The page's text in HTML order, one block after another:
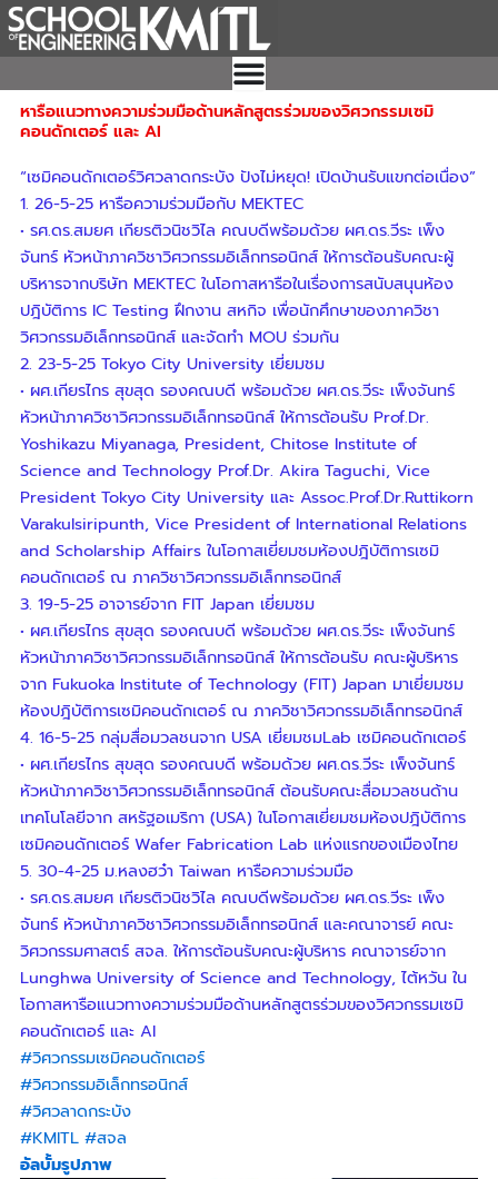
Skip
to
หารือแนวทางความร่วมมือด้านหลักสูตรร่วมของวิศวกรรมเซมิ
คอนดักเตอร์ และ AI
“เซมิคอนดักเตอร์วิศวลาดกระบัง ปังไม่หยุด! เปิดบ้านรับแขกต่อเนื่อง”
1. 26-5-25 หารือความร่วมมือกับ MEKTEC
• รศ.ดร.สมยศ เกียรติวนิชวิไล คณบดีพร้อมด้วย ผศ.ดร.วีระ เพ็ง
จันทร์ หัวหน้าภาควิชาวิศวกรรมอิเล็กทรอนิกส์ ให้การต้อนรับคณะผู้
บริหารจากบริษัท MEKTEC ในโอกาสหารือในเรื่องการสนับสนุนห้อง
ปฎิบัติการ IC Testing ฝึกงาน สหกิจ เพื่อนักศึกษาของภาควิชา
วิศวกรรมอิเล็กทรอนิกส์ และจัดทำ MOU ร่วมกัน
2. 23-5-25 Tokyo City University เยี่ยมชม
• ผศ.เกียรไกร สุขสุด รองคณบดี พร้อมด้วย ผศ.ดร.วีระ เพ็งจันทร์
หัวหน้าภาควิชาวิศวกรรมอิเล็กทรอนิกส์ ให้การต้อนรับ Prof.Dr.
Yoshikazu Miyanaga, President, Chitose Institute of
Science and Technology Prof.Dr. Akira Taguchi, Vice
President Tokyo City University และ Assoc.Prof.Dr.Ruttikorn
Varakulsiripunth, Vice President of International Relations
and Scholarship Affairs ในโอกาสเยี่ยมชมห้องปฎิบัติการเซมิ
คอนดักเตอร์ ณ ภาควิชาวิศวกรรมอิเล็กทรอนิกส์
3. 19-5-25 อาจารย์จาก FIT Japan เยี่ยมชม
• ผศ.เกียรไกร สุขสุด รองคณบดี พร้อมด้วย ผศ.ดร.วีระ เพ็งจันทร์
หัวหน้าภาควิชาวิศวกรรมอิเล็กทรอนิกส์ ให้การต้อนรับ คณะผู้บริหาร
จาก Fukuoka Institute of Technology (FIT) Japan มาเยี่ยมชม
ห้องปฎิบัติการเซมิคอนดักเตอร์ ณ ภาควิชาวิศวกรรมอิเล็กทรอนิกส์
4. 16-5-25 กลุ่มสื่อมวลชนจาก USA เยี่ยมชมLab เซมิคอนดักเตอร์
• ผศ.เกียรไกร สุขสุด รองคณบดี พร้อมด้วย ผศ.ดร.วีระ เพ็งจันทร์
หัวหน้าภาควิชาวิศวกรรมอิเล็กทรอนิกส์ ต้อนรับคณะสื่อมวลชนด้าน
เทคโนโลยีจาก สหรัฐอเมริกา (USA) ในโอกาสเยี่ยมชมห้องปฎิบัติการ
เซมิคอนดักเตอร์ Wafer Fabrication Lab แห่งแรกของเมืองไทย
5. 30-4-25 ม.หลงฮว๋า Taiwan หารือความร่วมมือ
• รศ.ดร.สมยศ เกียรติวนิชวิไล คณบดีพร้อมด้วย ผศ.ดร.วีระ เพ็ง
จันทร์ หัวหน้าภาควิชาวิศวกรรมอิเล็กทรอนิกส์ และคณาจารย์ คณะ
วิศวกรรมศาสตร์ สจล. ให้การต้อนรับคณะผู้บริหาร คณาจารย์จาก
Lunghwa University of Science and Technology, ไต้หวัน ใน
โอกาสหารือแนวทางความร่วมมือด้านหลักสูตรร่วมของวิศวกรรมเซมิ
คอนดักเตอร์ และ AI
#วิศวกรรมเซมิคอนดักเตอร์
#วิศวกรรมอิเล็กทรอนิกส์
#วิศวลาดกระบัง
#KMITL #สจล
อัลบั้มรูปภาพ